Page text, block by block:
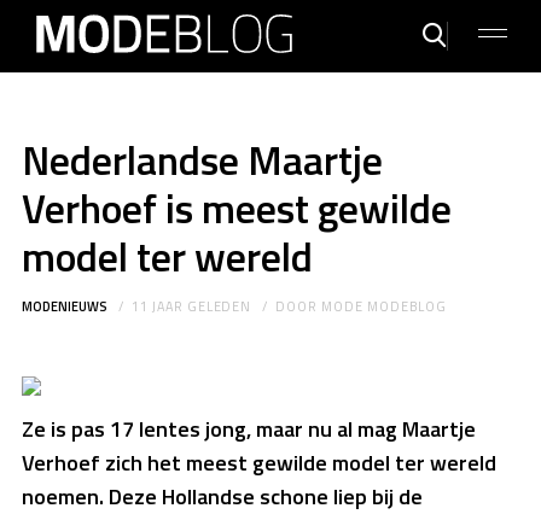
Nederlandse Maartje
Verhoef is meest gewilde
model ter wereld
MODENIEUWS 11 JAAR GELEDEN DOOR MODE MODEBLOG
Ze is pas 17 lentes jong, maar nu al mag Maartje
Verhoef zich het meest gewilde model ter wereld
noemen. Deze Hollandse schone liep bij de